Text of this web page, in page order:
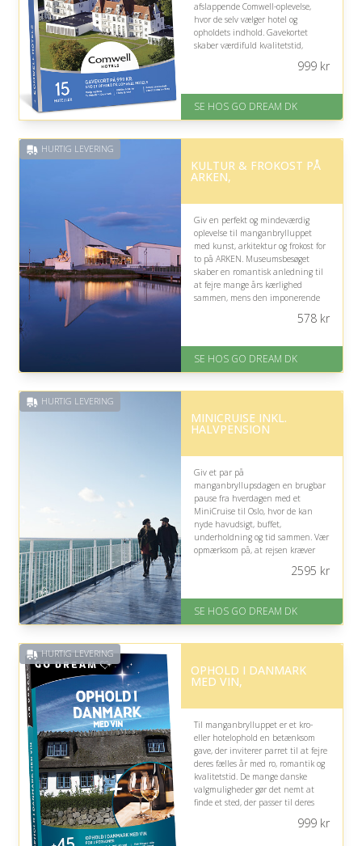
afslappende Comwell-oplevelse,
hvor de selv vælger hotel og
opholdets indhold. Gavekortet
skaber værdifuld kvalitetstid,
På lager
Levering: E-gavekort kan leveres
999kr
SE HOS GO DREAM DK
HURTIG LEVERING
KULTUR & FROKOST PÅ
ARKEN,
Giv en perfekt og mindeværdig
oplevelse til manganbrylluppet
med kunst, arkitektur og frokost for
to på ARKEN. Museumsbesøget
skaber en romantisk anledning til
at fejre mange års kærlighed
sammen, mens den imponerende
cafépause giver stof til både
På lager
Levering: E-gavekort kan leveres
inden for 1 time
578kr
SE HOS GO DREAM DK
HURTIG LEVERING
MINICRUISE INKL.
HALVPENSION
Giv et par på
manganbryllupsdagen en brugbar
pause fra hverdagen med et
MiniCruise til Oslo, hvor de kan
nyde havudsigt, buffet,
underholdning og tid sammen. Vær
opmærksom på, at rejsen kræver
På lager
Levering: E-gavekort kan leveres
2595 kr
SE HOS GO DREAM DK
HURTIG LEVERING
OPHOLD I DANMARK
MED VIN,
Til manganbrylluppet er et kro-
eller hotelophold en betænksom
gave, der inviterer parret til at fejre
deres fælles år med ro, romantik og
kvalitetstid. De mange danske
valgmuligheder gør det nemt at
finde et sted, der passer til deres
999kr